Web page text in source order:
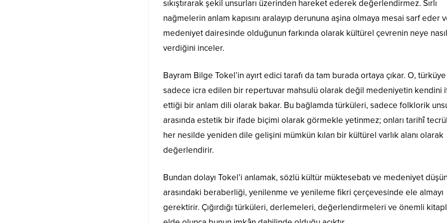
sıkıştırarak şekil unsurları üzerinden hareket ederek değerlendirmez. Sırlı
nağmelerin anlam kapısını aralayıp derununa aşina olmaya mesai sarf eder
medeniyet dairesinde olduğunun farkında olarak kültürel çevrenin neye
verdiğini inceler.
Bayram Bilge Tokel’in ayırt edici tarafı da tam burada ortaya çıkar. O, türküye
sadece icra edilen bir repertuvar mahsulü olarak değil medeniyetin kendini
ettiği bir anlam dili olarak bakar. Bu bağlamda türküleri, sadece folklorik
arasında estetik bir ifade biçimi olarak görmekle yetinmez; onları tarihî
her nesilde yeniden dile gelişini mümkün kılan bir kültürel varlık alanı olarak
değerlendirir.
Bundan dolayı Tokel’i anlamak, sözlü kültür müktesebatı ve medeniyet
arasındaki beraberliği, yenilenme ve yenileme fikri çerçevesinde ele almayı
gerektirir. Çığırdığı türküleri, derlemeleri, değerlendirmeleri ve önemli